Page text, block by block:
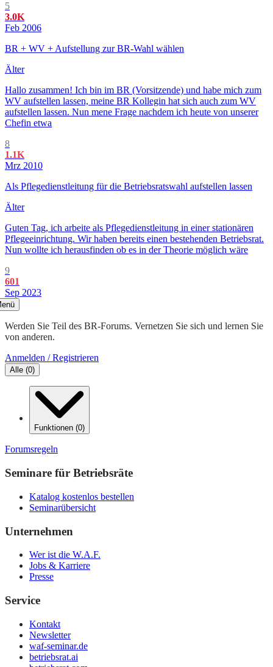
5
3.0K
Feb 2006
BR + WV + Aufstellung zur BR-Wahl wählen
Älter
Hallo zusammen! Ich bin im BR (Vorsitzende) und habe mich zum
WV aufstellen lassen, meine BR Kollegin hat sich auch zum WV
aufstellen lassen. Nun mene Frage nachdem ich heute von unserer
Chefin etwa
8
1.1K
Mrz 2010
Als Pflegedienstleitung für die Betriebsratswahl aufstellen lassen
Älter
Guten Tag, ich arbeite als Pflegedienstleitung in einer stationären
Pflegeeinrichtung. Wir haben bereits einen bestehenden Betriebsrat.
Nun wollte ich herausfinden ob es in der Theorie möglich wäre
9
601
Sep 2023
Werden Sie Teil des BR-Forums. Vernetzen Sie sich und lernen Sie
von anderen.
Anmelden / Registrieren
Alle (0)
Funktionen (0)
Forumsregeln
Seminare für Betriebsräte
Katalog kostenlos bestellen
Seminarübersicht
Unternehmen
Wer ist die W.A.F.
Jobs & Karriere
Presse
Service
Kontakt
Newsletter
waf-seminar.de
betriebsrat.ai